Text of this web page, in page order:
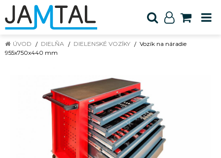
ÚVOD DIELŇA DIELENSKÉ VOZÍKY
Vozík na náradie
955x750x440 mm